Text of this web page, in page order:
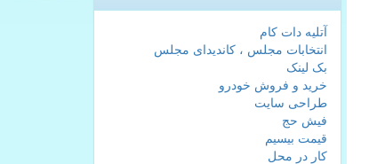
آتلیه دات کام
انتخابات مجلس ، کاندیدای مجلس
بک لینک
خرید و فروش خودرو
طراحی سایت
فیش حج
قیمت بیسیم
کار در محل